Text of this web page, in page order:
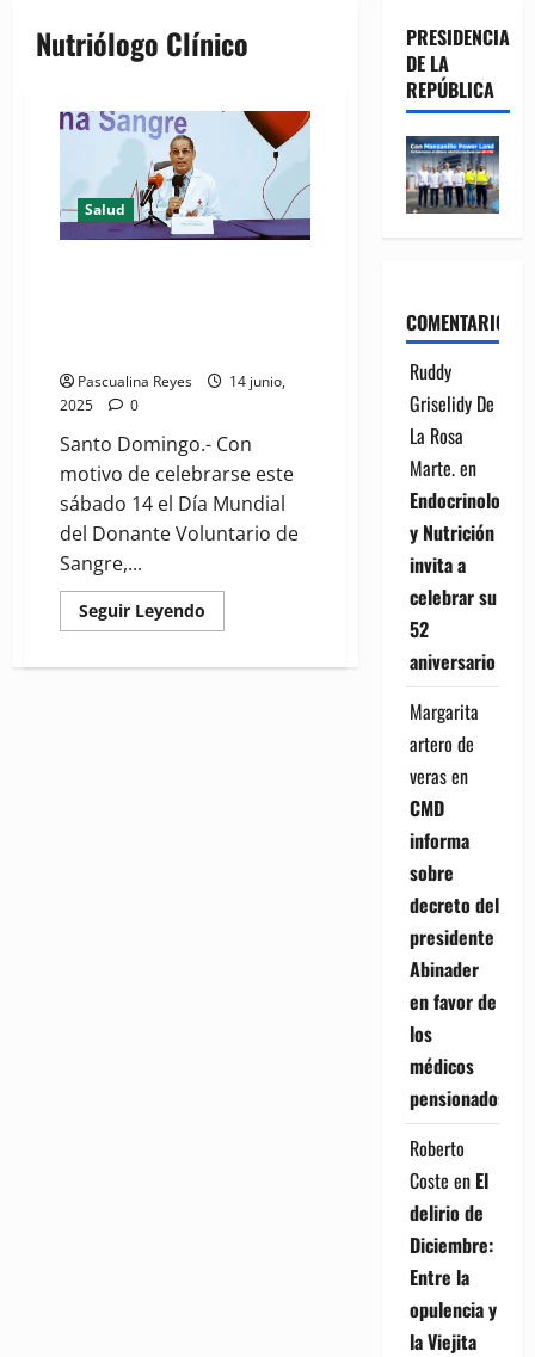
Nutriólogo Clínico
Salud
Pascualina Reyes
14 junio,
2025
0
Santo Domingo.- Con
motivo de celebrarse este
sábado 14 el Día Mundial
del Donante Voluntario de
Sangre,...
Seguir Leyendo
more
Roja
PRESIDENCIA
DE LA
REPÚBLICA
COMENTARIOS
Ruddy
Griselidy De
La Rosa
Marte.en
Endocrinología
y Nutrición
invita a
celebrar su
52
aniversario
Margarita
artero de
verasen
CMD
informa
sobre
decreto del
presidente
Abinader
en favor de
los
médicos
pensionados
Roberto
Coste en El
delirio de
Diciembre:
Entre la
opulencia y
la Viejita